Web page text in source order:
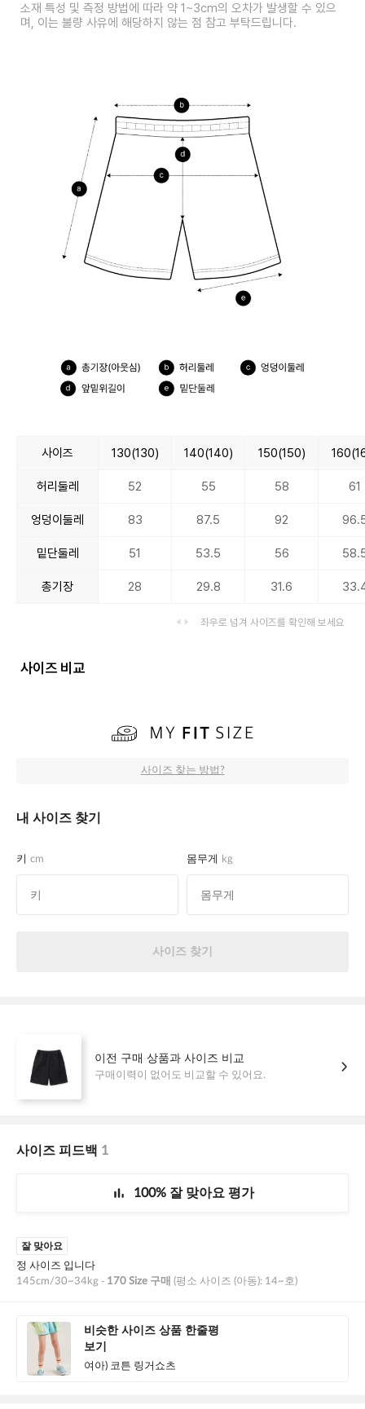
소재 특성 및 측정 방법에 따라 약 1~3cm의 오차가 발생할 수 있으
며, 이는 불량 사유에 해당하지 않는 점 참고 부탁드립니다.
사이즈 130(130) 140(140) 150(150)
허리둘레 52 55 58 61
엉덩이둘레 83 87.5 92
밑단둘레 51 53.5 56
총기장 28 29.8 31.6
좌우로 넘겨 사이즈를 확인해 보세요
사이즈 비교